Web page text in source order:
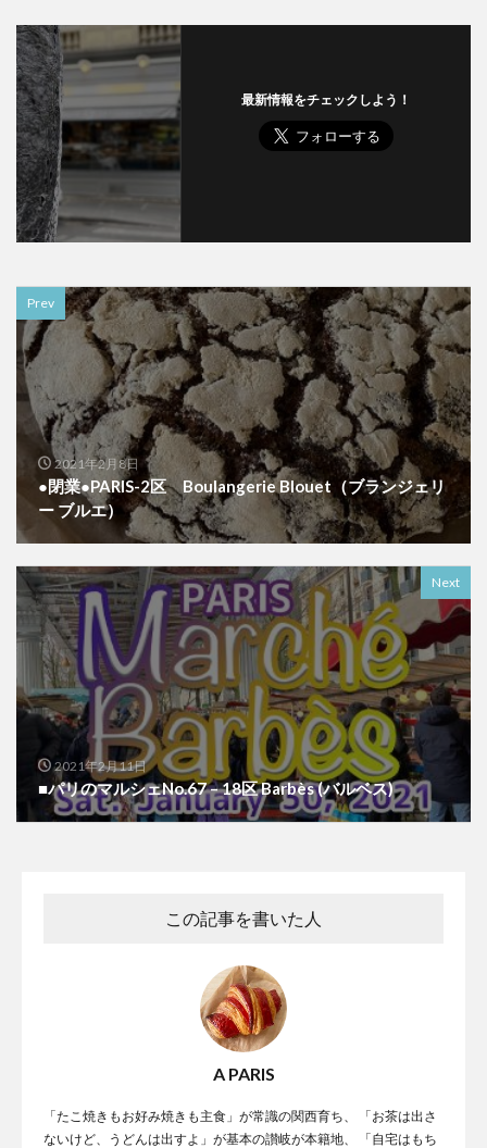
最新情報をチェックしよう！
Prev
2021年2月8日
●閉業●PARIS-2区 Boulangerie Blouet（ブランジェリ
ー ブルエ）
Next
2021年2月11日
■パリのマルシェNo.67 – 18区 Barbès (バルベス)
この記事を書いた人
A PARIS
「たこ焼きもお好み焼きも主食」が常識の関西育ち、 「お茶は出さ
ないけど、うどんは出すよ」が基本の讃岐が本籍地、 「自宅はもち